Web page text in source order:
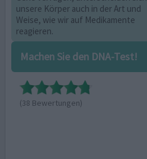
unsere Körper auch in der Art und
Weise, wie wir auf Medikamente
reagieren.
Machen Sie den DNA-Test!
(38 Bewertungen)